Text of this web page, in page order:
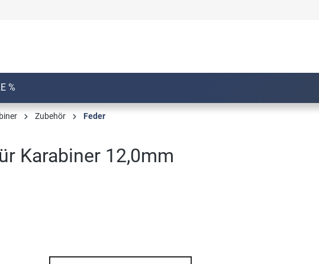
%
Zubehör Feder
Karabiner 12,0mm